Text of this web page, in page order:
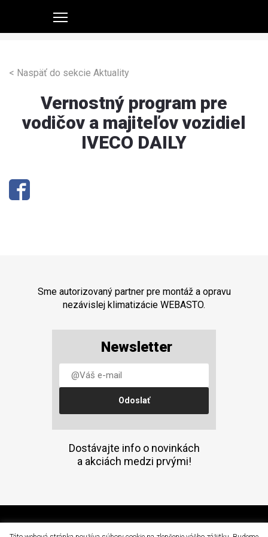
< Naspäť do sekcie Aktuality
Vernostný program pre
vodičov a majiteľov vozidiel
IVECO DAILY
Sme autorizovaný partner pre montáž a opravu
nezávislej klimatizácie WEBASTO.
Newsletter
Dostávajte info o novinkách
a akciách medzi prvými!